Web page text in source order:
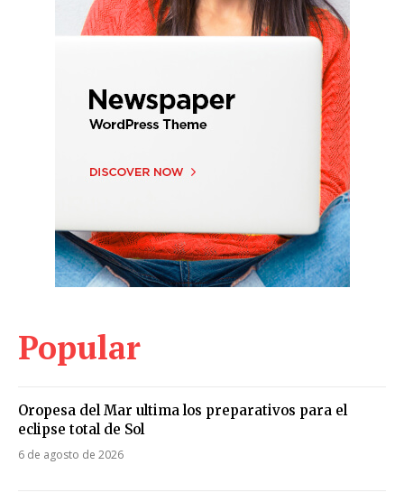
Popular
Oropesa del Mar ultima los preparativos para el
eclipse total de Sol
6 de agosto de 2026